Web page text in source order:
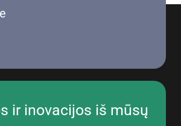
ir inovacijos iš mūsų